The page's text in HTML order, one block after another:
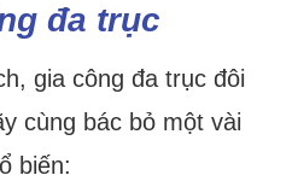
đa trục
gia công đa trục đôi
cùng bác bỏ một vài
biến: